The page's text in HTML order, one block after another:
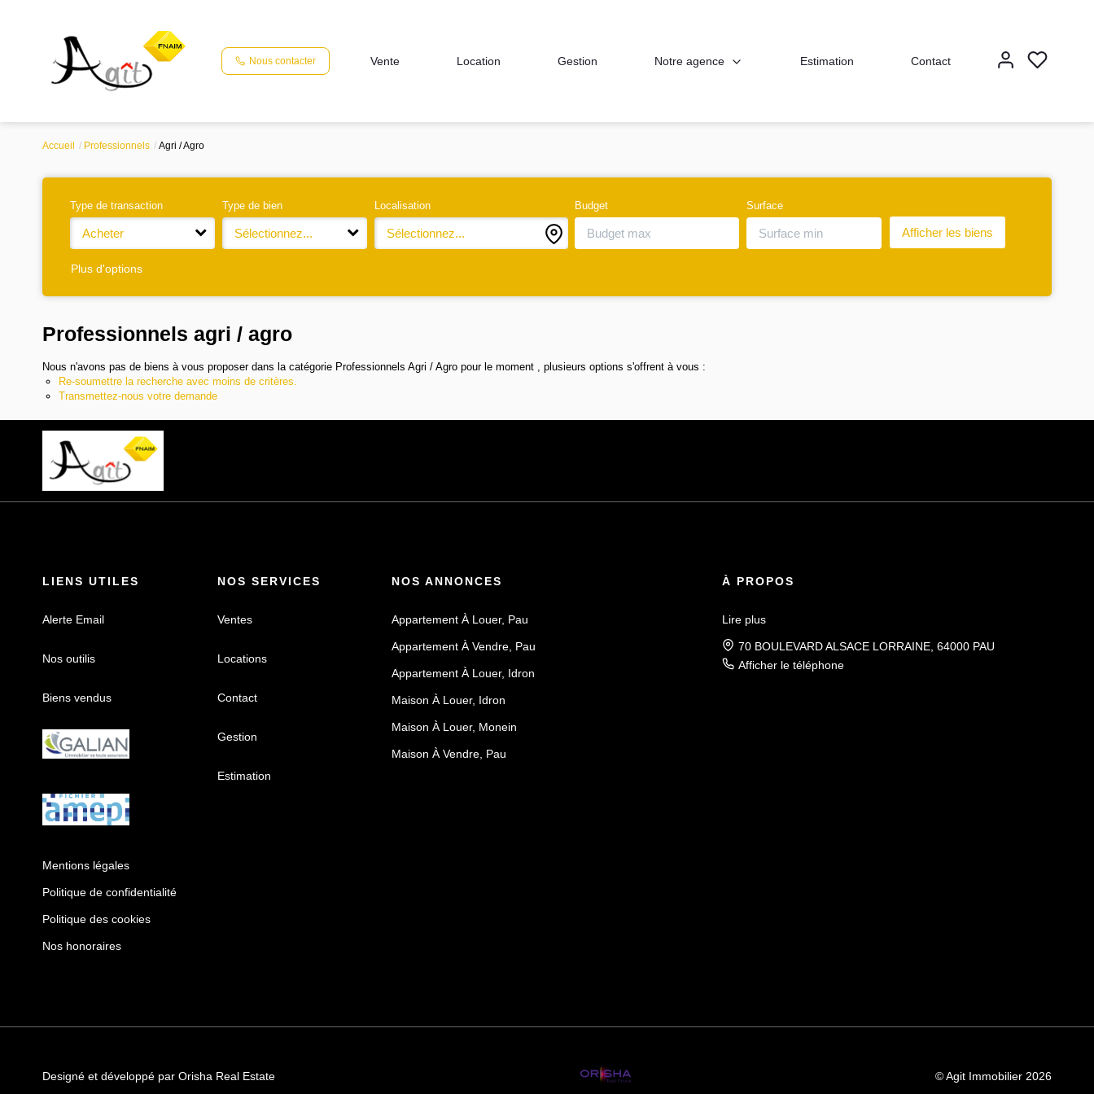
Nous contacter Vente Location Gestion Notre agence Estimation Contact
Accueil Professionnels Agri / Agro
Type de transaction
Acheter
Type de bien
Sélectionnez...
Localisation
Sélectionnez...
Budget Surface
Plus d'options
Professionnels agri / agro
Nous n'avons pas de biens à vous proposer dans la catégorie Professionnels Agri / Agro pour le moment , plusieurs options s'offrent à vous :
Re-soumettre la recherche avec moins de critères.
Transmettez-nous votre demande
LIENS UTILES
Alerte Email
Nos outilis
Biens vendus
Mentions légales
Politique de confidentialité
Politique des cookies
Nos honoraires
NOS SERVICES
Ventes
Locations
Contact
Gestion
Estimation
NOS ANNONCES
Appartement À Louer, Pau
Appartement À Vendre, Pau
Appartement À Louer, Idron
Maison À Louer, Idron
Maison À Louer, Monein
Maison À Vendre, Pau
À PROPOS
Lire plus
70 BOULEVARD ALSACE LORRAINE, 64000 PAU
Afficher le téléphone
Designé et développé par Orisha Real Estate © Agit Immobilier 2026